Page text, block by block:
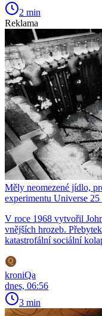
2 min
Reklama
Měly neomezené jídlo,
experimentu Universe 25
V roce 1968 vytvořil
vnějších hrozeb.
katastrofální sociální
kroniQa
dnes, 06:56
3 min